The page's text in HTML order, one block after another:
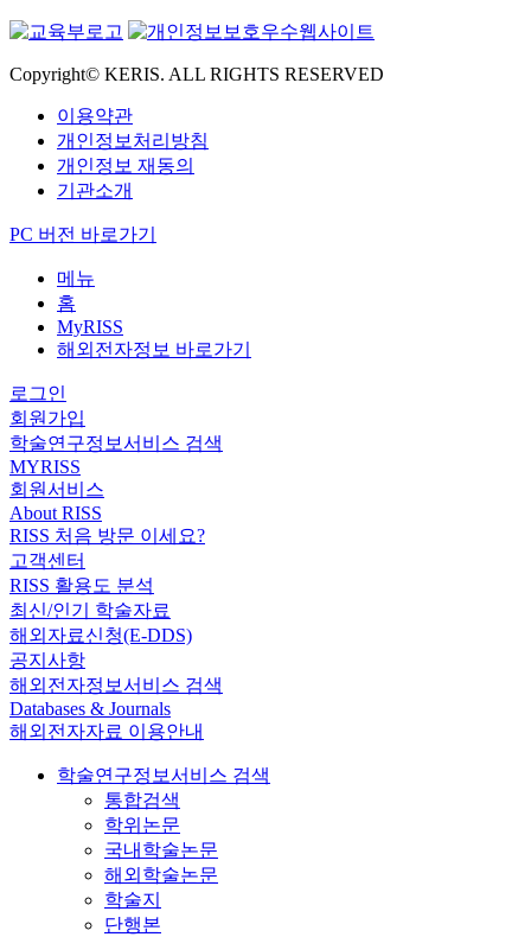
Copyright© KERIS. ALL RIGHTS RESERVED
이용약관
개인정보처리방침
개인정보 재동의
기관소개
PC 버전 바로가기
메뉴
홈
MyRISS
해외전자정보 바로가기
로그인
회원가입
학술연구정보서비스 검색
MYRISS
회원서비스
About RISS
RISS 처음 방문 이세요?
고객센터
RISS 활용도 분석
최신/인기 학술자료
해외자료신청(E-DDS)
공지사항
해외전자정보서비스 검색
Databases & Journals
해외전자자료 이용안내
학술연구정보서비스 검색
통합검색
학위논문
국내학술논문
해외학술논문
학술지
단행본